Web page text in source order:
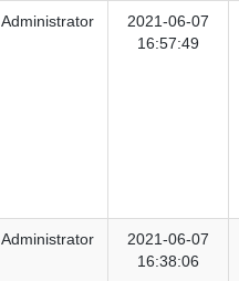
Administrator
2021-06-07
16:57:49
Administrator
2021-06-07
16:38:06